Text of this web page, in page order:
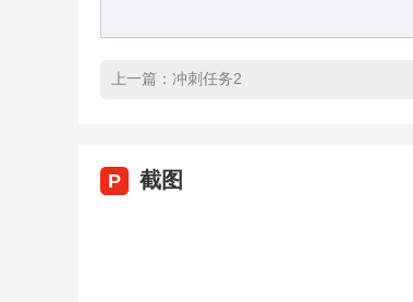
上一篇： 冲刺任务2
P 截图